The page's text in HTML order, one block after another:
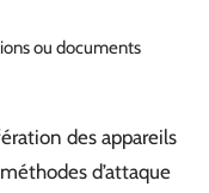
ou documents
des appareils
d’attaque